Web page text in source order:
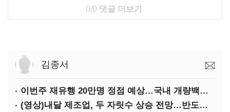
0/0 댓글 더보기
김종서
이번주 재유행 20만명 정점 예상…국내 개량백신 도입은 '언제쯤'
(영상)내달 제조업, 두 자릿수 상승 전망…반도체·가전은 어두워